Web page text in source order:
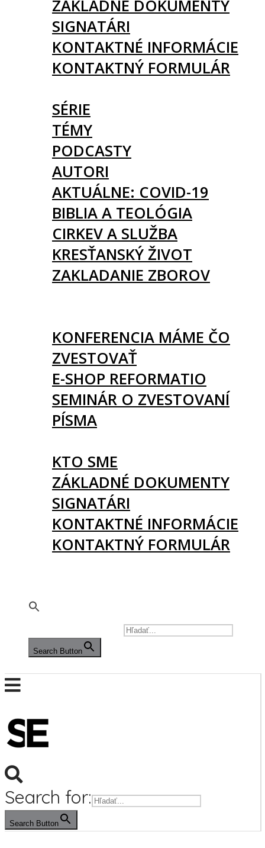
ZÁKLADNÉ DOKUMENTY
SIGNATÁRI
KONTAKTNÉ INFORMÁCIE
KONTAKTNÝ FORMULÁR
SÉRIE
TÉMY
PODCASTY
AUTORI
AKTUÁLNE: COVID-19
BIBLIA A TEOLÓGIA
CIRKEV A SLUŽBA
KRESŤANSKÝ ŽIVOT
ZAKLADANIE ZBOROV
KONFERENCIA MÁME ČO
ZVESTOVAŤ
E-SHOP REFORMATIO
SEMINÁR O ZVESTOVANÍ
PÍSMA
KTO SME
ZÁKLADNÉ DOKUMENTY
SIGNATÁRI
KONTAKTNÉ INFORMÁCIE
KONTAKTNÝ FORMULÁR
Search Button
Search for:
Search Button